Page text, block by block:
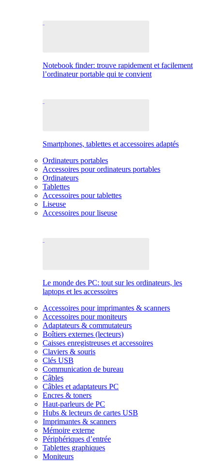
Notebook finder: trouve rapidement et facilement
l’ordinateur portable qui te convient
Smartphones, tablettes et accessoires adaptés
Ordinateurs portables
Accessoires pour ordinateurs portables
Ordinateurs
Tablettes
Accessoires pour tablettes
Liseuse
Accessoires pour liseuse
Le monde des PC: tout sur les ordinateurs, les
laptops et les accessoires
Accessoires pour imprimantes & scanners
Accessoires pour moniteurs
Adaptateurs & commutateurs
Boîtiers externes (lecteurs)
Caisses enregistreuses et accessoires
Claviers & souris
Clés USB
Communication de bureau
Câbles
Câbles et adaptateurs PC
Encres & toners
Haut-parleurs de PC
Hubs & lecteurs de cartes USB
Imprimantes & scanners
Mémoire externe
Périphériques d’entrée
Tablettes graphiques
Moniteurs